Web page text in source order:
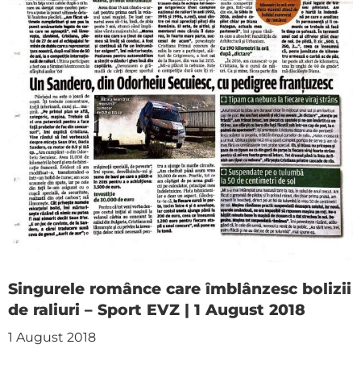
Singurele românce care îmblânzesc bolizii
de raliuri – Sport EVZ | 1 August 2018
1 August 2018